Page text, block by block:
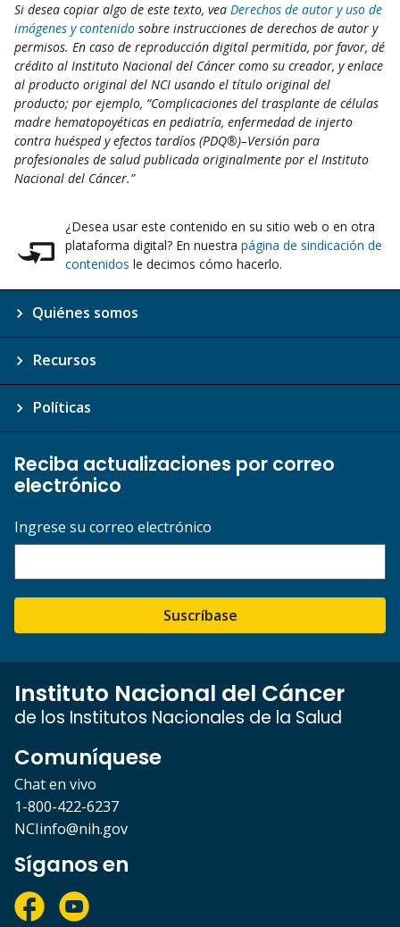
Si desea copiar algo de este texto, vea Derechos de autor y uso de
imágenes y contenido sobre instrucciones de derechos de autor y
permisos. En caso de reproducción digital permitida, por favor, dé
crédito al Instituto Nacional del Cáncer como su creador, y enlace
al producto original del NCI usando el título original del
producto; por ejemplo, “Complicaciones del trasplante de células
madre hematopoyéticas en pediatría, enfermedad de injerto
contra huésped y efectos tardíos (PDQ®)–Versión para
profesionales de salud publicada originalmente por el Instituto
Nacional del Cáncer.”
¿Desea usar este contenido en su sitio web o en otra
plataforma digital? En nuestra página de sindicación de
contenidos le decimos cómo hacerlo.
Quiénes somos
Recursos
Políticas
Reciba actualizaciones por correo
electrónico
Ingrese su correo electrónico
Suscríbase
Instituto Nacional del Cáncer
de los Institutos Nacionales de la Salud
Comuníquese
Chat en vivo
1-800-422-6237
NCIinfo@nih.gov
Síganos en